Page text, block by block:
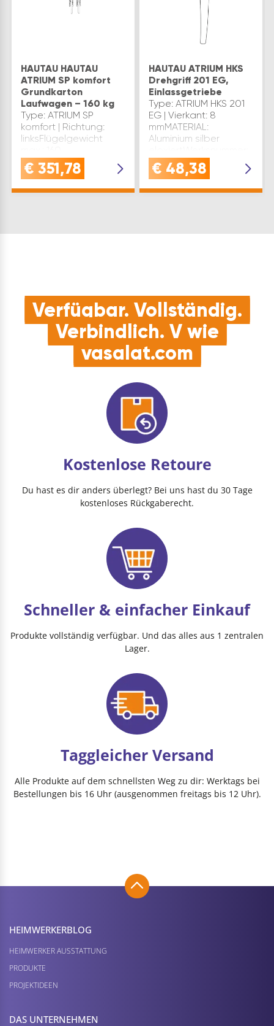
HAUTAU HAUTAU
ATRIUM SP komfort
Grundkarton
Laufwagen – 160 kg
Type: ATRIUM SP
komfort | Richtung:
linksFlügelgewicht
kgWerksnummer:
236127Garnitur für 1 Tür
der Grundkarton 2 x
€ 351,78
HAUTAU ATRIUM HKS
Drehgriff 201 EG,
Einlassgetriebe
Type: ATRIUM HKS 201
EG | Vierkant: 8
mmMATERIAL:
Aluminium silber
170747Für Schema C
wird der Drehgriff 2 x
1 Drehgriff, 1
€ 48,38
Verfügbar. Vollständig.
Verbindlich. V wie
vasalat.com
Kostenlose Retoure
Du hast es dir anders überlegt? Bei uns hast du 30 Tage
kostenloses Rückgaberecht.
Schneller & einfacher Einkauf
Produkte vollständig verfügbar. Und das alles aus 1 zentralen
Lager.
Taggleicher Versand
Alle Produkte auf dem schnellsten Weg zu dir: Werktags bei
Bestellungen bis 16 Uhr (ausgenommen freitags bis 12 Uhr).
HEIMWERKER­BLOG
HEIMWERKER AUSSTATTUNG
PRODUKTE
PROJEKTIDEEN
DAS UNTERNEHMEN